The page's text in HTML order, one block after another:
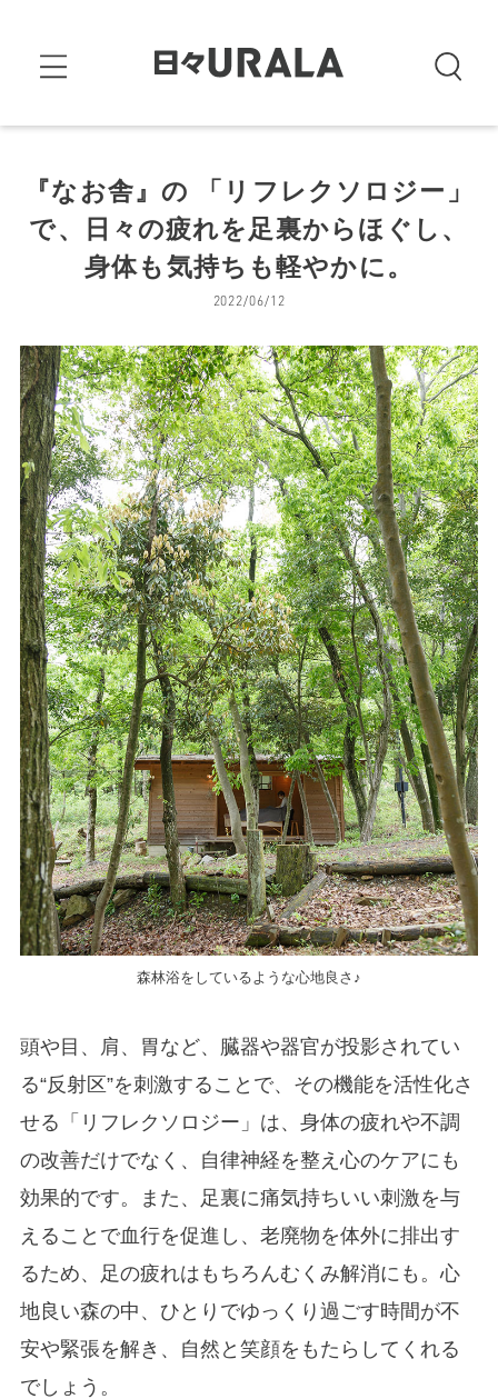
『なお舎』の 「リフレクソロジー」
で、日々の疲れを足裏からほぐし、
身体も気持ちも軽やかに。
2022/06/12
森林浴をしているような心地良さ♪
頭や目、肩、胃など、臓器や器官が投影されてい
る“反射区”を刺激することで、その機能を活性化さ
せる「リフレクソロジー」は、身体の疲れや不調
の改善だけでなく、自律神経を整え心のケアにも
効果的です。また、足裏に痛気持ちいい刺激を与
えることで血行を促進し、老廃物を体外に排出す
るため、足の疲れはもちろんむくみ解消にも。心
地良い森の中、ひとりでゆっくり過ごす時間が不
安や緊張を解き、自然と笑顔をもたらしてくれる
でしょう。